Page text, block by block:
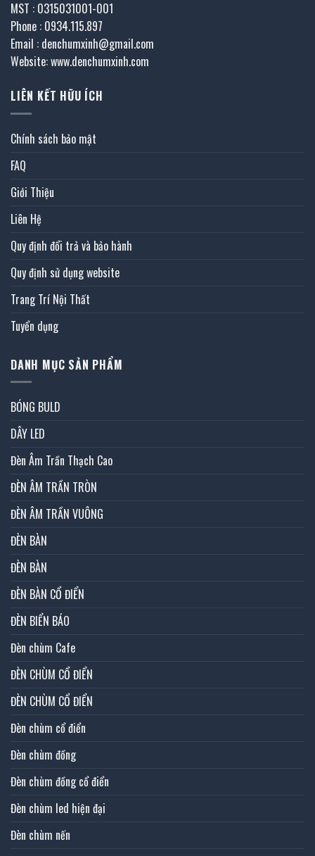
MST : 0315031001-001
Phone : 0934.115.897
Email : denchumxinh@gmail.com
Website: www.denchumxinh.com
LIÊN KẾT HỮU ÍCH
Chính sách bảo mật
FAQ
Giới Thiệu
Liên Hệ
Quy định đổi trả và bảo hành
Quy định sử dụng website
Trang Trí Nội Thất
Tuyển dụng
DANH MỤC SẢN PHẨM
BÓNG BULD
DÂY LED
Đèn Âm Trần Thạch Cao
ĐÈN ÂM TRẦN TRÒN
ĐÈN ÂM TRẦN VUÔNG
ĐÈN BÀN
ĐÈN BÀN
ĐÈN BÀN CỔ ĐIỂN
ĐÈN BIỂN BÁO
Đèn chùm Cafe
ĐÈN CHÙM CỔ ĐIỂN
ĐÈN CHÙM CỔ ĐIỂN
Đèn chùm cổ điển
Đèn chùm đồng
Đèn chùm đồng cổ điển
Đèn chùm led hiện đại
Đèn chùm nến